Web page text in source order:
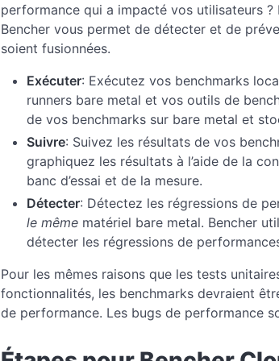
performance qui a impacté vos utilisateurs
Bencher vous permet de détecter et de
soient fusionnées.
Exécuter: Exécutez vos benchmarks
runners bare metal et vos outils de
de vos benchmarks sur bare metal et
Suivre: Suivez les résultats de vos
graphiquez les résultats à l’aide de la
banc d’essai et de la mesure.
Détecter: Détectez les régressions de
le même matériel bare metal. Bencher
détecter les régressions de
Pour les mêmes raisons que les tests
fonctionnalités, les benchmarks devraient
de performance. Les bugs de performance